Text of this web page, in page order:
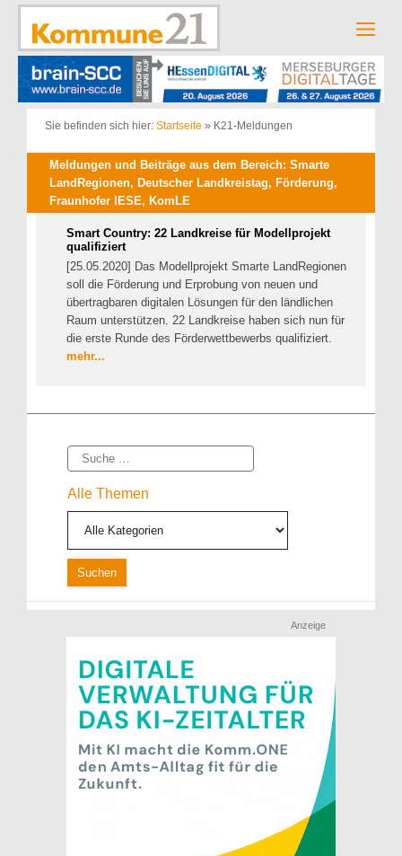
Zum
springen
Sie befinden sich hier: Startseite » K21-Meldungen
Meldungen und Beiträge aus dem Bereich: Smarte
LandRegionen, Deutscher Landkreistag, Förderung,
Fraunhofer IESE, KomLE
Smart Country: 22 Landkreise für Modellprojekt
qualifiziert
[25.05.2020] Das Modellprojekt Smarte LandRegionen
soll die Förderung und Erprobung von neuen und
übertragbaren digitalen Lösungen für den ländlichen
Raum unterstützen. 22 Landkreise haben sich nun für
die erste Runde des Förderwettbewerbs qualifiziert.
mehr...
Suche
Alle Themen
Anzeige